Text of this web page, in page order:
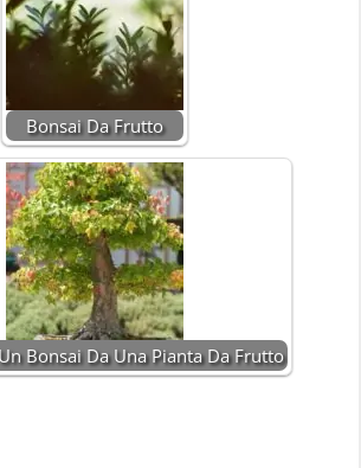
Bonsai Da Frutto
Bonsai Da Una Pianta Da Frutto